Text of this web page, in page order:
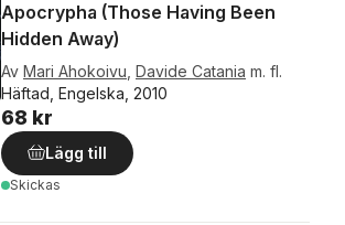
Apocrypha (Those Having Been
Hidden Away)
Av Mari Ahokoivu Davide Catania m. fl.
Häftad, Engelska, 2010
68 kr
Lägg till
Skickas